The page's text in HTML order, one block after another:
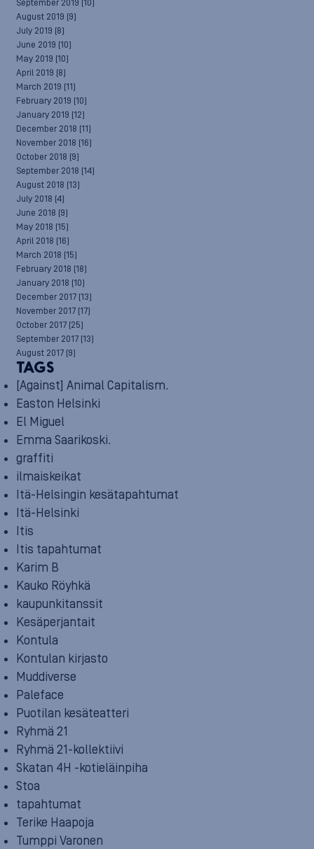
September 2019 (10)
August 2019 (9)
July 2019 (8)
June 2019 (10)
May 2019 (10)
April 2019 (8)
March 2019 (11)
February 2019 (10)
January 2019 (12)
December 2018 (11)
November 2018 (16)
October 2018 (9)
September 2018 (14)
August 2018 (13)
July 2018 (4)
June 2018 (9)
May 2018 (15)
April 2018 (16)
March 2018 (15)
February 2018 (18)
January 2018 (10)
December 2017 (13)
November 2017 (17)
October 2017 (25)
September 2017 (13)
August 2017 (9)
TAGS
[Against] Animal Capitalism.
Easton Helsinki
El Miguel
Emma Saarikoski.
graffiti
ilmaiskeikat
Itä-Helsingin kesätapahtumat
Itä-Helsinki
Itis
Itis tapahtumat
Karim B
Kauko Röyhkä
kaupunkitanssit
Kesäperjantait
Kontula
Kontulan kirjasto
Muddiverse
Paleface
Puotilan kesäteatteri
Ryhmä 21
Ryhmä 21-kollektiivi
Skatan 4H -kotieläinpiha
Stoa
tapahtumat
Terike Haapoja
Tumppi Varonen